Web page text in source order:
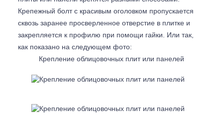
Крепежный болт с красивым оголовком пропускается
сквозь заранее просверленное отверстие в плитке и
закрепляется к профилю при помощи гайки. Или так,
как показано на следующем фото:
Крепление облицовочных плит или панелей